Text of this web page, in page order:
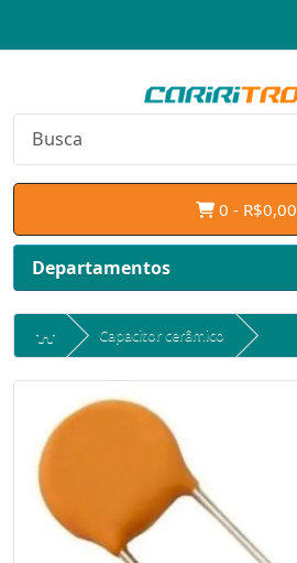
0 - R$0,00
Departamentos
Capacitor cerâmico